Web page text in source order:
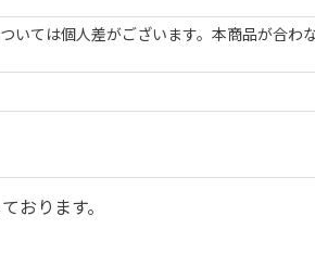
いては個人差がございます。本商品が合わ
おります。